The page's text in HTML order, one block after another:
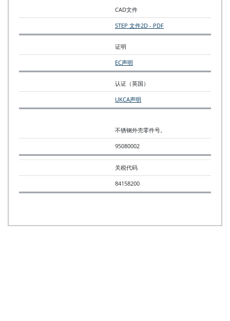
CAD文件
STEP 文件2D - PDF
证明
EC声明
认证（英国）
UKCA声明
不锈钢外壳零件号。
95080002
关税代码
84158200